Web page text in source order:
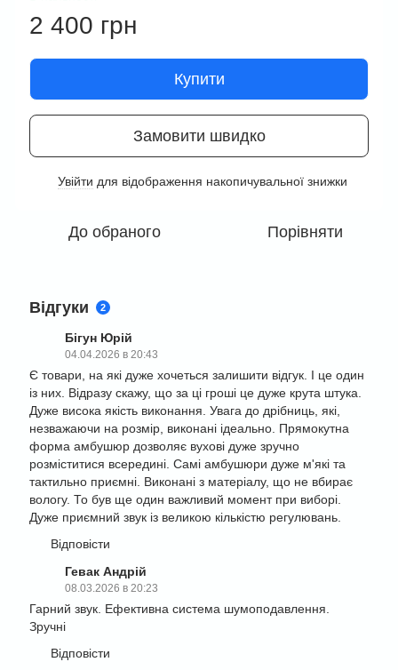
2 400 грн
Купити
Замовити швидко
Увійти для відображення накопичувальної знижки
До обраного Порівняти
Відгуки 2
Бігун Юрій
04.04.2026 в 20:43
Є товари, на які дуже хочеться залишити відгук. І це один
із них. Відразу скажу, що за ці гроші це дуже крута штука.
Дуже висока якість виконання. Увага до дрібниць, які,
незважаючи на розмір, виконані ідеально. Прямокутна
форма амбушюр дозволяє вухові дуже зручно
розміститися всередині. Самі амбушюри дуже м'які та
тактильно приємні. Виконані з матеріалу, що не вбирає
вологу. То був ще один важливий момент при виборі.
Дуже приємний звук із великою кількістю регулювань.
Відповісти
Гевак Андрій
08.03.2026 в 20:23
Гарний звук. Ефективна система шумоподавлення.
Зручні
Відповісти